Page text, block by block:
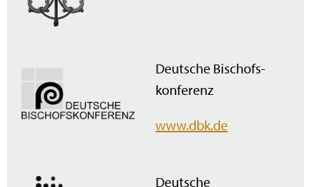
Deutsche Bischofs­
konferenz
www.dbk.de
Deutsche